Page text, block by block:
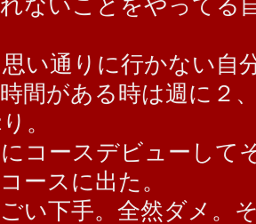
ないことをやってる
い通りに行かない自
間がある時は週に２
。
コースデビューして
ースに出た。
い下手。全然ダメ。